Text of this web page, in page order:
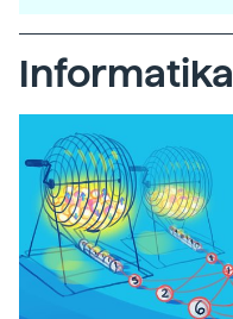
Informatika